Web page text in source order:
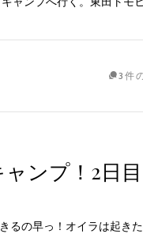
3件
ンプ！2日目
るの早っ！オイラは起き